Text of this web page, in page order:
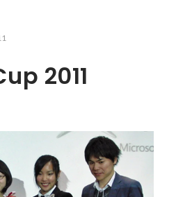
2011